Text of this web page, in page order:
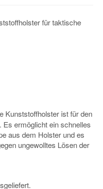
für taktische
Kunststoffholster ist für den
ermöglicht ein schnelles
aus dem Holster und es
ungewolltes Lösen der